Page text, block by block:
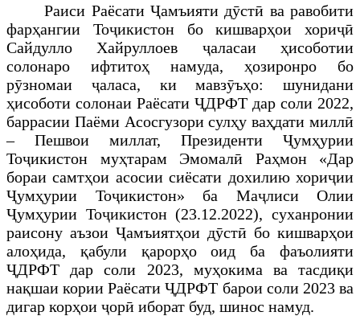
Раиси Раёсати Ҷамъияти дӯстӣ ва равобити
фарҳангии Тоҷикистон бо кишварҳои хориҷӣ
Сайдулло Хайруллоев ҷаласаи ҳисоботии
солонаро ифтитоҳ намуда, ҳозиронро бо
рӯзномаи ҷаласа, ки мавзӯъҳо: шунидани
ҳисоботи солонаи Раёсати ҶДРФТ дар соли 2022,
баррасии Паёми Асосгузори сулҳу ваҳдати миллӣ
– Пешвои миллат, Президенти Ҷумҳурии
Тоҷикистон муҳтарам Эмомалӣ Раҳмон «Дар
бораи самтҳои асосии сиёсати дохилию хориҷии
Ҷумҳурии Тоҷикистон» ба Маҷлиси Олии
Ҷумҳурии Тоҷикистон (23.12.2022), суханронии
раисону аъзои Ҷамъиятҳои дӯстӣ бо кишварҳои
алоҳида, қабули қарорҳо оид ба фаъолияти
ҶДРФТ дар соли 2023, муҳокима ва тасдиқи
нақшаи кории Раёсати ҶДРФТ барои соли 2023 ва
дигар корҳои ҷорӣ иборат буд, шинос намуд.